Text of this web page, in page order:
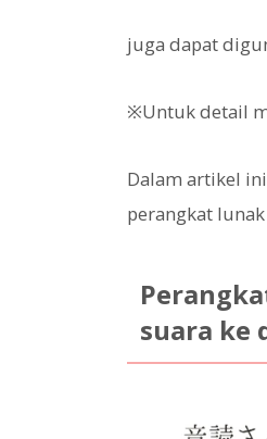
juga dapat
※Untuk detail
Dalam artikel
perangkat
suara ke